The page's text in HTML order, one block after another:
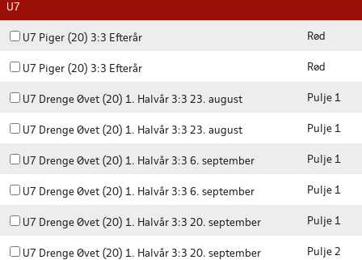
U7
U7 Piger (20) 3:3 Efterår Rød
U7 Piger (20) 3:3 Efterår Rød
U7 Drenge Øvet (20) 1. Halvår 3:3 23. august Pulje 1
U7 Drenge Øvet (20) 1. Halvår 3:3 23. august Pulje 1
U7 Drenge Øvet (20) 1. Halvår 3:3 6. september Pulje 1
U7 Drenge Øvet (20) 1. Halvår 3:3 6. september Pulje 1
U7 Drenge Øvet (20) 1. Halvår 3:3 20. september Pulje 1
U7 Drenge Øvet (20) 1. Halvår 3:3 20. september Pulje 2